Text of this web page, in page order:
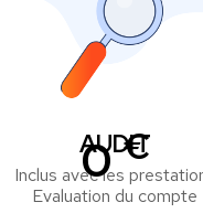
AUDIT
Inclus avec les
0€
Evaluation du compte